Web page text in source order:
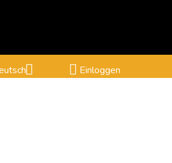
  Einloggen